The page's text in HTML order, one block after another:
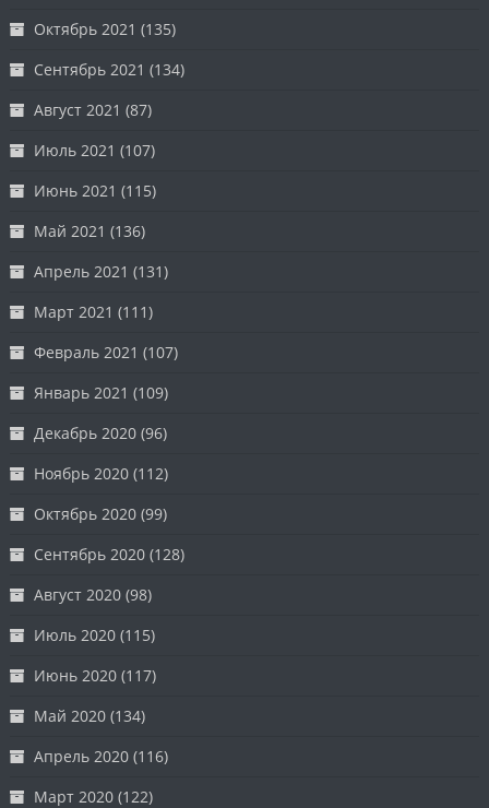
Октябрь 2021 (135)
Сентябрь 2021 (134)
Август 2021 (87)
Июль 2021 (107)
Июнь 2021 (115)
Май 2021 (136)
Апрель 2021 (131)
Март 2021 (111)
Февраль 2021 (107)
Январь 2021 (109)
Декабрь 2020 (96)
Ноябрь 2020 (112)
Октябрь 2020 (99)
Сентябрь 2020 (128)
Август 2020 (98)
Июль 2020 (115)
Июнь 2020 (117)
Май 2020 (134)
Апрель 2020 (116)
Март 2020 (122)